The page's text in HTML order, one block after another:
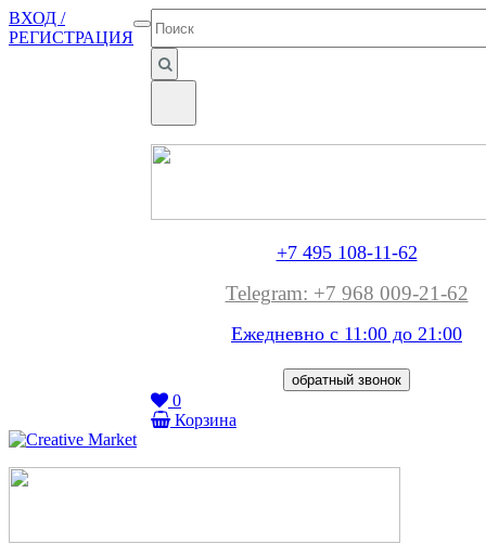
ВХОД /
РЕГИСТРАЦИЯ
+7 495 108-11-62
Telegram: +7 968 009-21-62
Ежедневно с 11:00 до 21:00
обратный звонок
0
Корзина